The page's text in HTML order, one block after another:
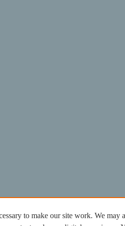
to make our site work. We may